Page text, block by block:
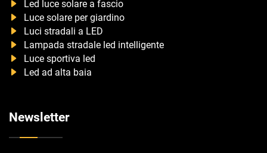
Led luce solare a fascio
Luce solare per giardino
Luci stradali a LED
Lampada stradale led intelligente
Luce sportiva led
Led ad alta baia
Newsletter